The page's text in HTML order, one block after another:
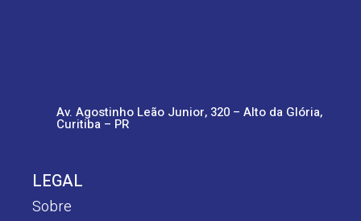
Av. Agostinho Leão Junior, 320 – Alto da Glória,
Curitiba – PR
LEGAL
Sobre